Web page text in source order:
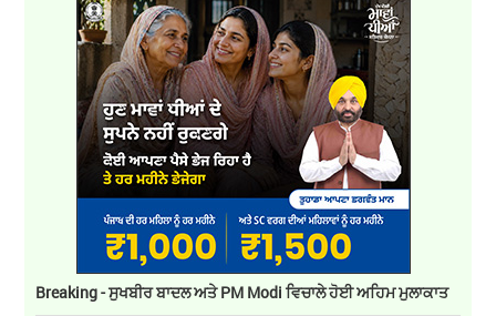
Breaking - ਸੁਖਬੀਰ ਬਾਦਲ ਅਤੇ PM Modi ਵਿਚਾਲੇ ਹੋਈ ਅਹਿਮ ਮੁਲਾਕਾਤ